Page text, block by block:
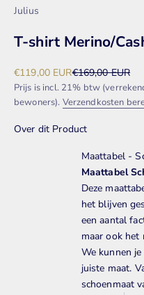
Julius
T-shirt Merino/
Aanbiedingsprijs
€119,00 EURNormale prijs
€169,00 EUR
Prijs is incl. 21% btw
bewoners). Verzendkosten
Over dit Product
Maattabel -
Maattabel
Deze
het blijven
een aantal
maar ook het
We kunnen
juiste maat.
schoenmaat